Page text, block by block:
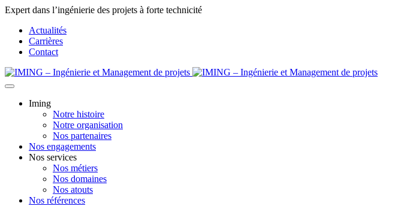
Expert dans l’ingénierie des projets à forte technicité
Actualités
Carrières
Contact
Iming
Notre histoire
Notre organisation
Nos partenaires
Nos engagements
Nos services
Nos métiers
Nos domaines
Nos atouts
Nos références